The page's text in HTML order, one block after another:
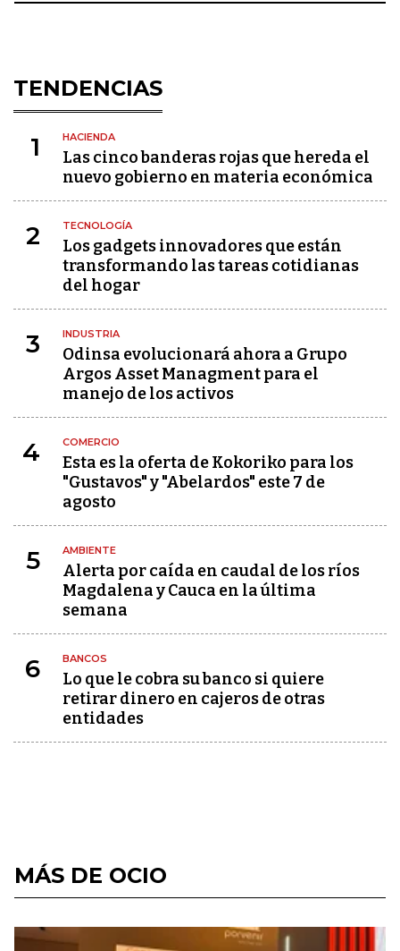
TENDENCIAS
1 HACIENDA
Las cinco banderas rojas que hereda el
nuevo gobierno en materia económica
2 TECNOLOGÍA
Los gadgets innovadores que están
transformando las tareas cotidianas
del hogar
3 INDUSTRIA
Odinsa evolucionará ahora a Grupo
Argos Asset Managment para el
manejo de los activos
4 COMERCIO
Esta es la oferta de Kokoriko para los
"Gustavos" y "Abelardos" este 7 de
agosto
5 AMBIENTE
Alerta por caída en caudal de los ríos
Magdalena y Cauca en la última
semana
6 BANCOS
Lo que le cobra su banco si quiere
retirar dinero en cajeros de otras
entidades
MÁS DE OCIO